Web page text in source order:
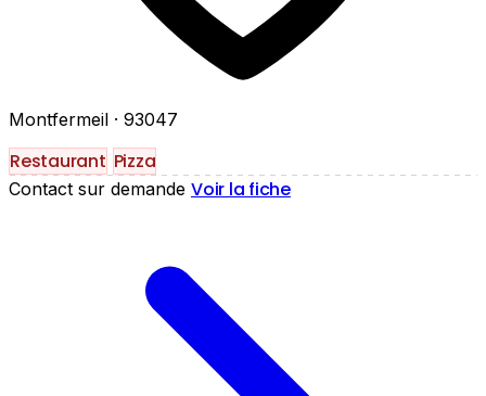
Montfermeil · 93047
Restaurant Pizza
Contact sur demande Voir la fiche